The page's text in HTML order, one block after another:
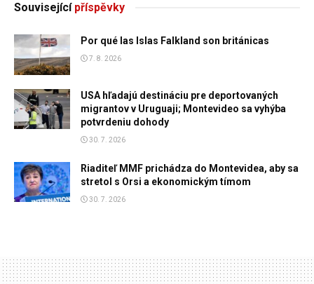
Souvisejícípříspěvky
Por qué las Islas Falkland son británicas
7. 8. 2026
USA hľadajú destináciu pre deportovaných
migrantov v Uruguaji; Montevideo sa vyhýba
potvrdeniu dohody
30. 7. 2026
Riaditeľ MMF prichádza do Montevidea, aby sa
stretol s Orsi a ekonomickým tímom
30. 7. 2026